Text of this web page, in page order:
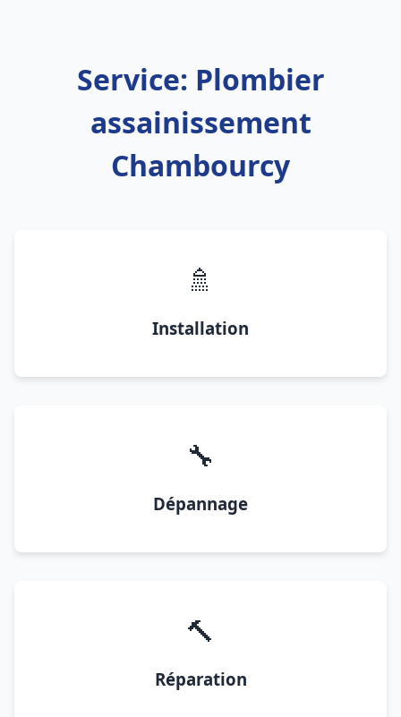
Service: Plombier
assainissement
Chambourcy
🚿
Installation
🔧
Dépannage
🔨
Réparation